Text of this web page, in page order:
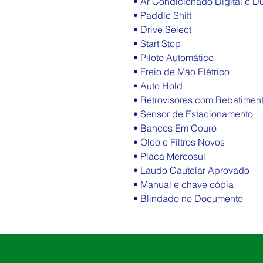
• Paddle Shift
• Drive Select
• Start Stop
• Piloto Automático
• Freio de Mão Elétrico
• Auto Hold
• Retrovisores com
• Sensor de Estacionamento
• Bancos Em Couro
• Óleo e Filtros Novos
• Placa Mercosul
• Laudo Cautelar Aprovado
• Manual e chave cópia
• Blindado no Documento